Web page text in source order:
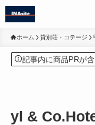
ホーム 貸別荘・コテージ
記事内に商品PRが
yl &